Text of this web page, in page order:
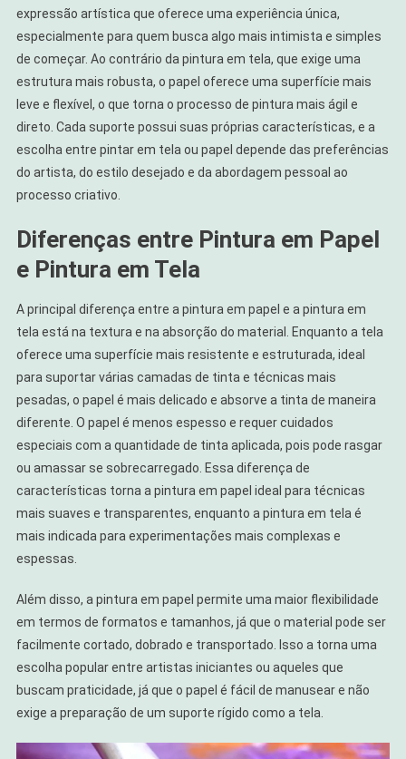
expressão artística que oferece uma experiência única,
especialmente para quem busca algo mais intimista e simples
de começar. Ao contrário da pintura em tela, que exige uma
estrutura mais robusta, o papel oferece uma superfície mais
leve e flexível, o que torna o processo de pintura mais ágil e
direto. Cada suporte possui suas próprias características, e a
escolha entre pintar em tela ou papel depende das preferências
do artista, do estilo desejado e da abordagem pessoal ao
processo criativo.
Diferenças entre Pintura em Papel
e Pintura em Tela
A principal diferença entre a pintura em papel e a pintura em
tela está na textura e na absorção do material. Enquanto a tela
oferece uma superfície mais resistente e estruturada, ideal
para suportar várias camadas de tinta e técnicas mais
pesadas, o papel é mais delicado e absorve a tinta de maneira
diferente. O papel é menos espesso e requer cuidados
especiais com a quantidade de tinta aplicada, pois pode rasgar
ou amassar se sobrecarregado. Essa diferença de
características torna a pintura em papel ideal para técnicas
mais suaves e transparentes, enquanto a pintura em tela é
mais indicada para experimentações mais complexas e
espessas.
Além disso, a pintura em papel permite uma maior flexibilidade
em termos de formatos e tamanhos, já que o material pode ser
facilmente cortado, dobrado e transportado. Isso a torna uma
escolha popular entre artistas iniciantes ou aqueles que
buscam praticidade, já que o papel é fácil de manusear e não
exige a preparação de um suporte rígido como a tela.